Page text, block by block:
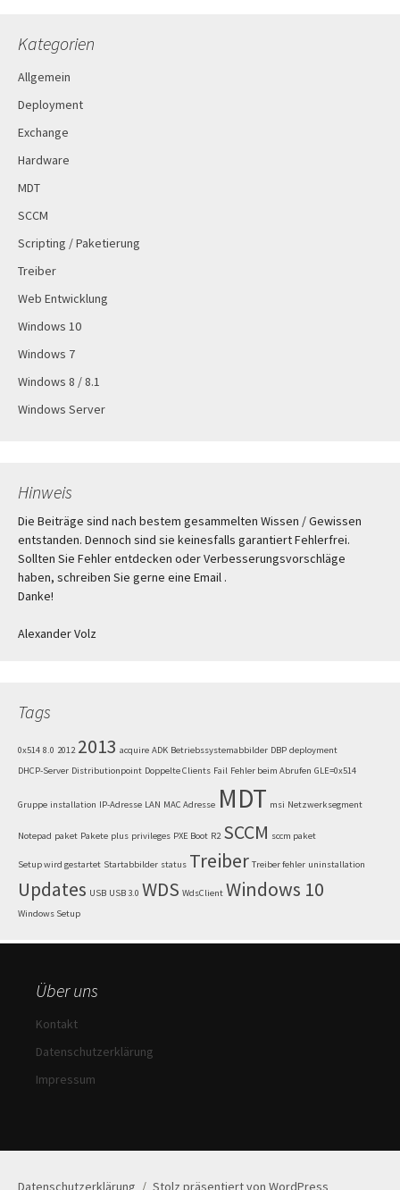
Kategorien
Allgemein
Deployment
Exchange
Hardware
MDT
SCCM
Scripting / Paketierung
Treiber
Web Entwicklung
Windows 10
Windows 7
Windows 8 / 8.1
Windows Server
Hinweis
Die Beiträge sind nach bestem gesammelten Wissen / Gewissen
entstanden. Dennoch sind sie keinesfalls garantiert Fehlerfrei.
Sollten Sie Fehler entdecken oder Verbesserungsvorschläge
haben, schreiben Sie gerne eine Email .
Danke!
Alexander Volz
Tags
0x514 8.0 2012 2013 acquire ADK Betriebssystemabbilder DBP deployment
DHCP-Server Distributionpoint Doppelte Clients Fail Fehler beim Abrufen GLE=0x514
Gruppe installation IP-Adresse LAN MAC Adresse MDT msi Netzwerksegment
Notepad paket Pakete plus privileges PXE Boot R2 SCCM sccm paket
Setup wird gestartet Startabbilder status Treiber Treiber fehler uninstallation
Updates USB USB 3.0 WDS WdsClient Windows 10
Windows Setup
Über uns
Kontakt
Datenschutzerklärung
Impressum
Datenschutzerklärung Stolz präsentiert von WordPress